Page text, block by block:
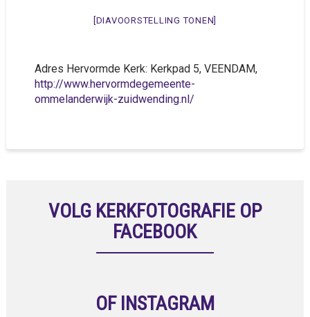
[DIAVOORSTELLING TONEN]
Adres Hervormde Kerk: Kerkpad 5, VEENDAM,
http://www.hervormdegemeente-
ommelanderwijk-zuidwending.nl/
VOLG KERKFOTOGRAFIE OP
FACEBOOK
OF INSTAGRAM